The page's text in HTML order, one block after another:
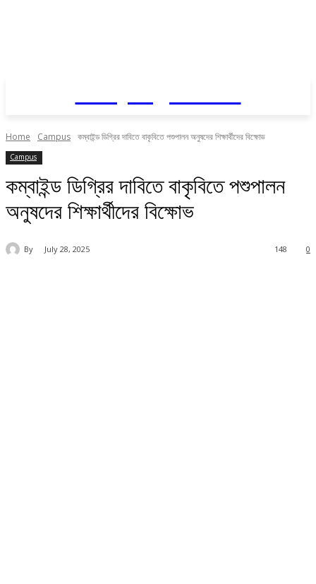
Home Campus কম্বাইন্ড ডিগ্রির দাবিতে বাকৃবিতে পশুপালন অনুষদের শিক্ষার্থীদের বিক্ষোভ
Campus
কম্বাইন্ড ডিগ্রির দাবিতে বাকৃবিতে পশুপালন
অনুষদের শিক্ষার্থীদের বিক্ষোভ
By July 28, 2025 0
148